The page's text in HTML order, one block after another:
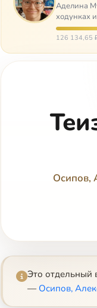
Аделина
ходунках
126 134,65
Осипов,
Это отдельный
— Осипов,